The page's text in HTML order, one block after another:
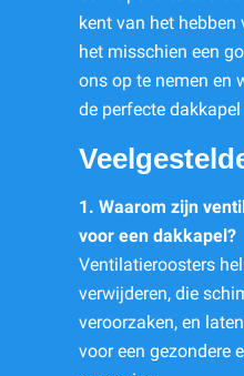
kent van het
het misschien een
ons op te nemen en
de perfecte
1. Waarom zijn
voor een dakkapel?
Ventilatieroosters
verwijderen, die
veroorzaken, en
voor een gezondere